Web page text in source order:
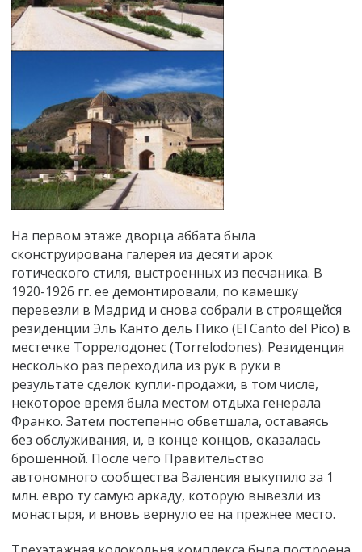
На первом этаже дворца аббата была
сконструирована галерея из десяти арок
готического стиля, выстроенных из песчаника. В
1920-1926 гг. ее демонтировали, по камешку
перевезли в Мадрид и снова собрали в строящейся
резиденции Эль Канто дель Пико (El Canto del Pico) в
местечке Торрелодонес (Torrelodones). Резиденция
несколько раз переходила из рук в руки в
результате сделок купли-продажи, в том числе,
некоторое время была местом отдыха генерала
Франко. Затем постепенно обветшала, оставаясь
без обслуживания, и, в конце концов, оказалась
брошенной. После чего Правительство
автономного сообщества Валенсия выкупило за 1
млн. евро ту самую аркаду, которую вывезли из
монастыря, и вновь вернуло ее на прежнее место.